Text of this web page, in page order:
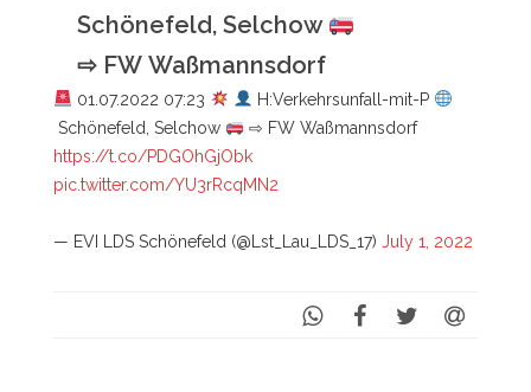
Schönefeld, Selchow
⇨ FW Waßmannsdorf
01.07.2022 07:23
H:Verkehrsunfall-mit-P
Schönefeld, Selchow
⇨ FW Waßmannsdorf
https://t.co/PDGOhGjObk
pic.twitter.com/YU3rRcqMN2
— EVI LDS Schönefeld (@Lst_Lau_LDS_17) July 1, 2022